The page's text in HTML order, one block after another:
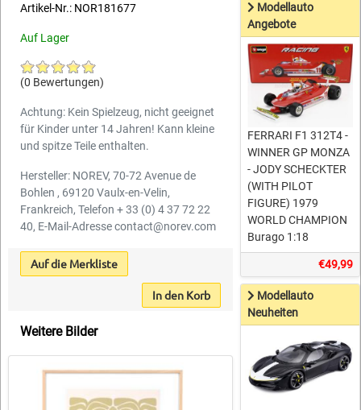
Artikel-Nr.: NOR181677
Auf Lager
(0 Bewertungen)
Achtung: Kein Spielzeug, nicht geeignet
für Kinder unter 14 Jahren! Kann kleine
und spitze Teile enthalten.
Hersteller: NOREV, 70-72 Avenue de
Bohlen , 69120 Vaulx-en-Velin,
Frankreich, Telefon + 33 (0) 4 37 72 22
40, E-Mail-Adresse contact@norev.com
Auf die Merkliste
In den Korb
Weitere Bilder
Modellauto
Angebote
FERRARI F1 312T4 -
WINNER GP MONZA
- JODY SCHECKTER
(WITH PILOT
FIGURE) 1979
WORLD CHAMPION
Burago 1:18
€49,99
Modellauto
Neuheiten